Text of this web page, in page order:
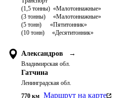
(1,5 тонны)  «Малотоннажные»
(3 тонны)     «Малотоннажные»
(5 тонн)	   «Пятитонник»
Александров →
Владимирская обл.
Гатчина
Ленинградская обл.
770 км Маршрут на карте